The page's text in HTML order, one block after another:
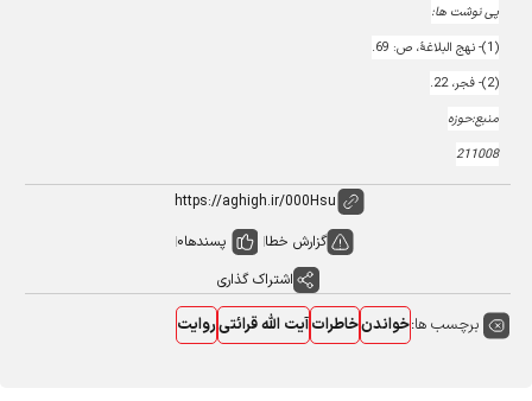
پی نوشت ها:
منبع:حوزه
211008
گزارش خطا پسندها0
اشتراک گذاری
برچسب ها:خواندنخاطراتآیت الله قرائتیروایت